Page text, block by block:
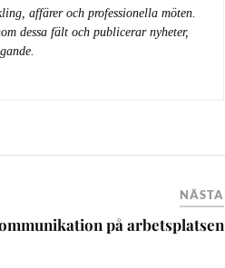
affärer och professionella möten.
dessa fält och publicerar nyheter,
NÄSTA
på arbetsplatsen